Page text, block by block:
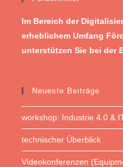
Im Bereich der
erheblichem Umfang
unterstützen Sie bei der
Neueste Beiträge
workshop: Industrie 4.0 &
technischer Überblick
Videokonferenzen